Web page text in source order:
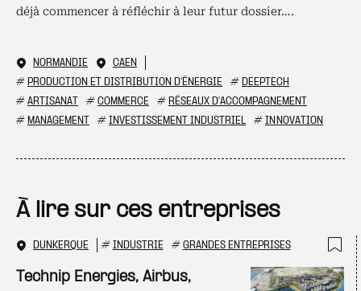
déjà commencer à réfléchir à leur futur dossier….
NORMANDIE
CAEN
# PRODUCTION ET DISTRIBUTION D'ÉNERGIE # DEEPTECH
# ARTISANAT # COMMERCE # RÉSEAUX D'ACCOMPAGNEMENT
# MANAGEMENT # INVESTISSEMENT INDUSTRIEL # INNOVATION
À lire sur ces entreprises
DUNKERQUE # INDUSTRIE # GRANDES ENTREPRISES
Technip Energies, Airbus,